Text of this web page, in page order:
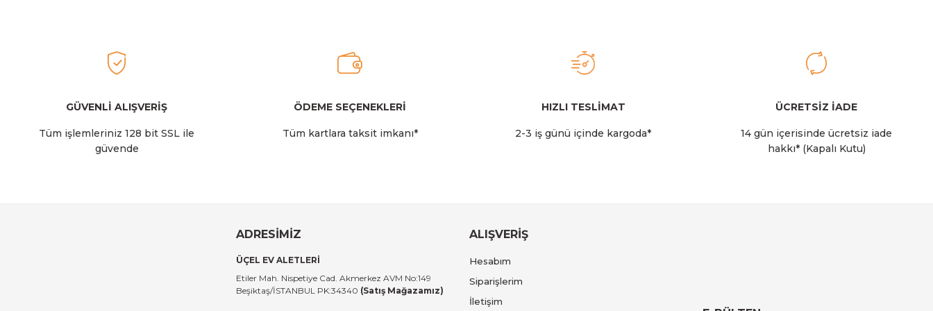
Stanley
14.999,00 TL
GÜVENLİ ALIŞVERİŞ
Tüm işlemleriniz 128 bit SSL ile
güvende
ÖDEME SEÇENEKLERİ
Tüm kartlara taksit imkanı*
HIZLI TESLİMAT
2-3 iş günü içinde kargoda*
ÜCRETSİZ İADE
14 gün içerisinde ücretsiz iade
hakkı* (Kapalı Kutu)
ADRESİMİZ
ÜÇEL EV ALETLERİ
Etiler Mah. Nispetiye Cad. Akmerkez AVM No:149
Beşiktaş/İSTANBUL PK:34340 (Satış Mağazamız)
ALIŞVERİŞ
Hesabım
Siparişlerim
İletişim